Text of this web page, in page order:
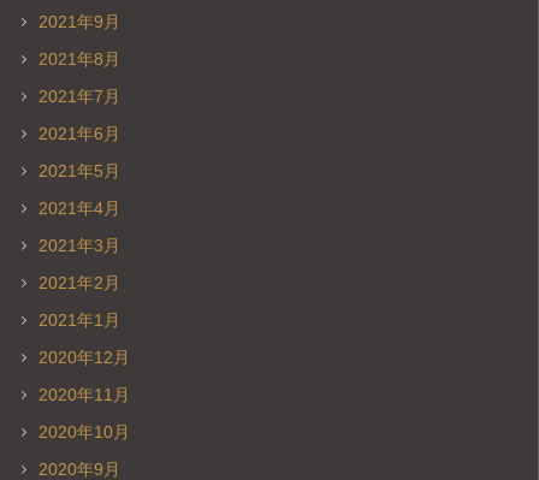
2021年9月
2021年8月
2021年7月
2021年6月
2021年5月
2021年4月
2021年3月
2021年2月
2021年1月
2020年12月
2020年11月
2020年10月
2020年9月